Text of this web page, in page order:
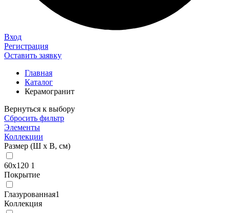
Вход
Регистрация
Оставить заявку
Главная
Каталог
Керамогранит
Вернуться к выбору
Сбросить фильтр
Элементы
Коллекции
Размер (Ш х В, см)
60х120 1
Покрытие
Глазурованная1
Коллекция